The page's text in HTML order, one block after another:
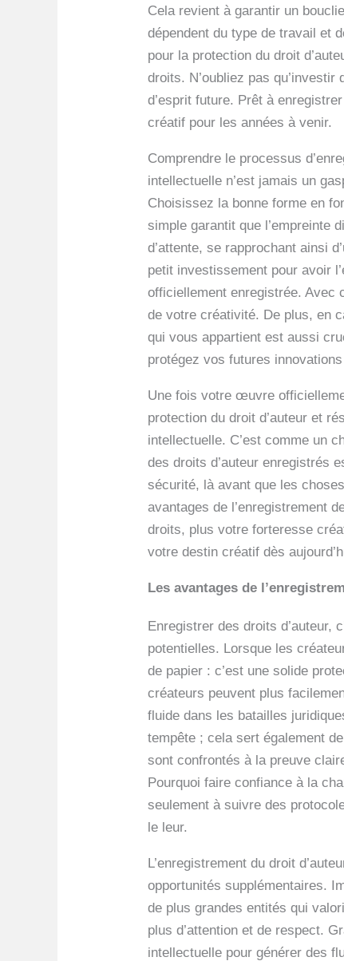
Cela revient à garantir un
dépendent du type de travail et
pour la protection du droit
droits. N’oubliez pas
d’esprit future. Prêt à
créatif pour les années à venir.
Comprendre le processus
intellectuelle n’est jamais un
Choisissez la bonne forme en
simple garantit que l’empreinte
d’attente, se rapprochant ainsi
petit investissement pour avoir
officiellement enregistrée. Avec
de votre créativité. De plus, en
qui vous appartient est aussi
protégez vos futures innovations
Une fois votre œuvre
protection du droit d’auteur et
intellectuelle. C’est comme un
des droits d’auteur enregistrés
sécurité, là avant que les
avantages de l’enregistrement
droits, plus votre forteresse
votre destin créatif dès
Les avantages de
Enregistrer des droits d’auteur,
potentielles. Lorsque les
de papier : c’est une solide
créateurs peuvent plus
fluide dans les batailles
tempête ; cela sert également
sont confrontés à la preuve
Pourquoi faire confiance à la
seulement à suivre des
le leur.
L’enregistrement du droit
opportunités supplémentaires.
de plus grandes entités qui
plus d’attention et de respect.
intellectuelle pour générer des